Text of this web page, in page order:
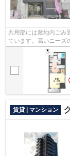
共用部には敷地内ごみ
ています。高いニーズ
ンションなら毎日の移
賃貸 | マンション